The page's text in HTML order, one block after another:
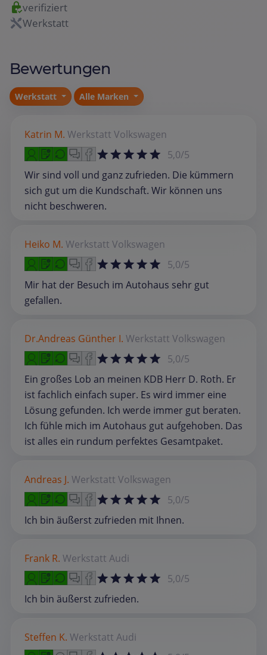
verifiziert
Werkstatt
Bewertungen
Werkstatt Alle Marken
Katrin M. Werkstatt Volkswagen
5,0/5
Wir sind voll und ganz zufrieden. Die kümmern
sich gut um die Kundschaft. Wir können uns
nicht beschweren.
Heiko M. Werkstatt Volkswagen
5,0/5
Mir hat der Besuch im Autohaus sehr gut
gefallen.
Dr.Andreas Günther I. Werkstatt Volkswagen
5,0/5
Ein großes Lob an meinen KDB Herr D. Roth. Er
ist fachlich einfach super. Es wird immer eine
Lösung gefunden. Ich werde immer gut beraten.
Ich fühle mich im Autohaus gut aufgehoben. Das
ist alles ein rundum perfektes Gesamtpaket.
Andreas J. Werkstatt Volkswagen
5,0/5
Ich bin äußerst zufrieden mit Ihnen.
Frank R. Werkstatt Audi
5,0/5
Ich bin äußerst zufrieden.
Steffen K. Werkstatt Audi